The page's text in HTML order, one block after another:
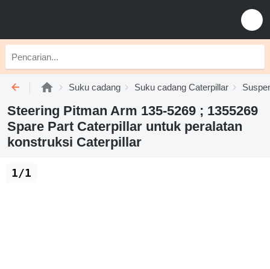
Suku cadang Suku cadang Caterpillar
Steering Pitman Arm 135-5269 ; 1355269
Spare Part Caterpillar untuk peralatan
konstruksi Caterpillar
1/1